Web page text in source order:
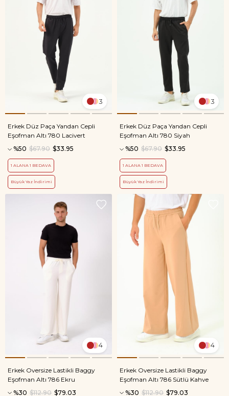
3
Erkek Düz Paça Yandan Cepli
Eşofman Altı 780 Lacivert
%50
$33.95
$67.90
1 ALANA 1 BEDAVA
Büyük Yaz İndirimi
3
Erkek Düz Paça Yandan Cepli
Eşofman Altı 780 Siyah
%50
$33.95
$67.90
1 ALANA 1 BEDAVA
Büyük Yaz İndirimi
4
Erkek Oversize Lastikli Baggy
Eşofman Altı 786 Ekru
%30
$79.03
$112.90
4
Erkek Oversize Lastikli Baggy
Eşofman Altı 786 Sütlü Kahve
%30
$79.03
$112.90